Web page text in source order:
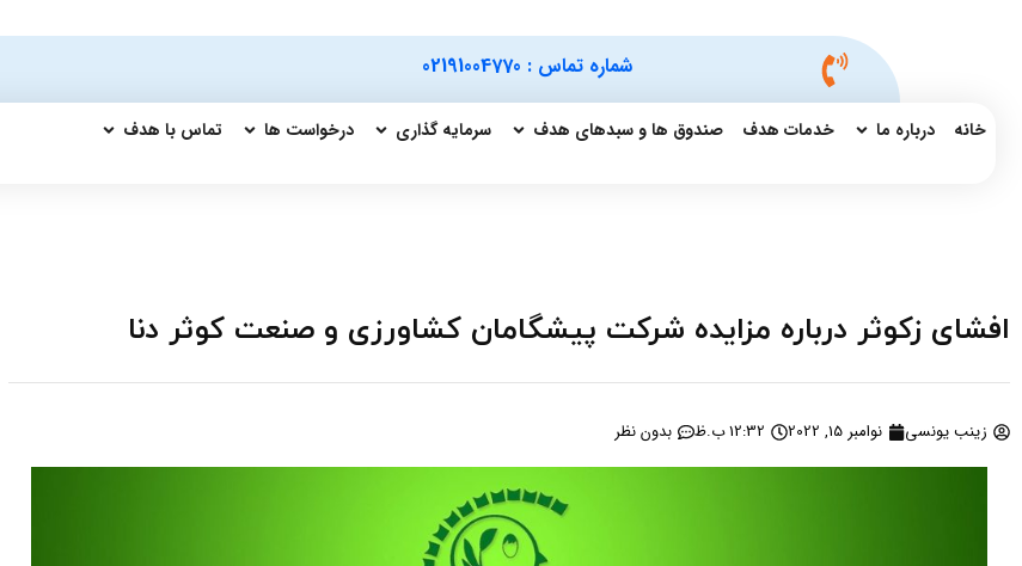
شماره تماس : 02191004770
خانه درباره ما خدمات هدف صندوق ها و سبدهای هدف سرمایه گذاری درخواست ها تماس با هدف
افشای زکوثر درباره مزایده شرکت پیشگامان کشاورزی و صنعت کوثر دنا
زینب یونسی نوامبر 15, 2022 12:32 ب.ظ بدون نظر